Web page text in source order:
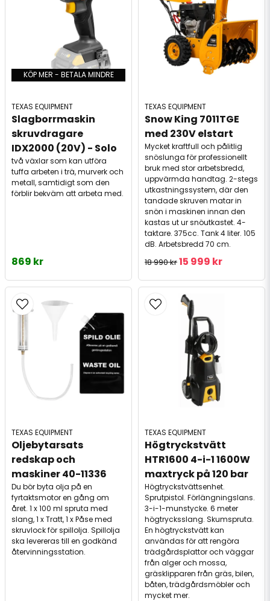
KÖP MER - BETALA MINDRE
TEXAS EQUIPMENT
Slagborrmaskin
skruvdragare
IDX2000 (20V) - Solo
två växlar som kan utföra
tuffa arbeten i trä, murverk och
metall, samtidigt som den
förblir bekväm att arbeta med.
869 kr
TEXAS EQUIPMENT
Snow King 7011TGE
med 230V elstart
Mycket kraftfull och pålitlig
snöslunga för professionellt
bruk med stor arbetsbredd,
uppvärmda handtag. 2-stegs
utkastningssystem, där den
tandade skruven matar in
snön i maskinen innan den
kastas ut ur snöutkastet. 4-
taktare. 375cc. Tank 4 liter. 105
dB. Arbetsbredd 70 cm.
18 990 kr15 999 kr
TEXAS EQUIPMENT
Oljebytarsats
redskap och
maskiner 40-11336
Du bör byta olja på en
fyrtaktsmotor en gång om
året. 1 x 100 ml spruta med
slang, 1 x Tratt, 1 x Påse med
skruvlock för spillolja. Spillolja
ska levereras till en godkänd
återvinningsstation.
TEXAS EQUIPMENT
Högtryckstvätt
HTR1600 4-i-1 1600W
maxtryck på 120 bar
Högtryckstvättsenhet.
Sprutpistol. Förlängningslans.
3-i-1-munstycke. 6 meter
högtrycksslang. Skumspruta.
En högtryckstvätt kan
användas för att rengöra
trädgårdsplattor och väggar
från alger och mossa,
gräsklipparen från gräs, bilen,
båten, trädgårdsmöbler och
mycket mer.